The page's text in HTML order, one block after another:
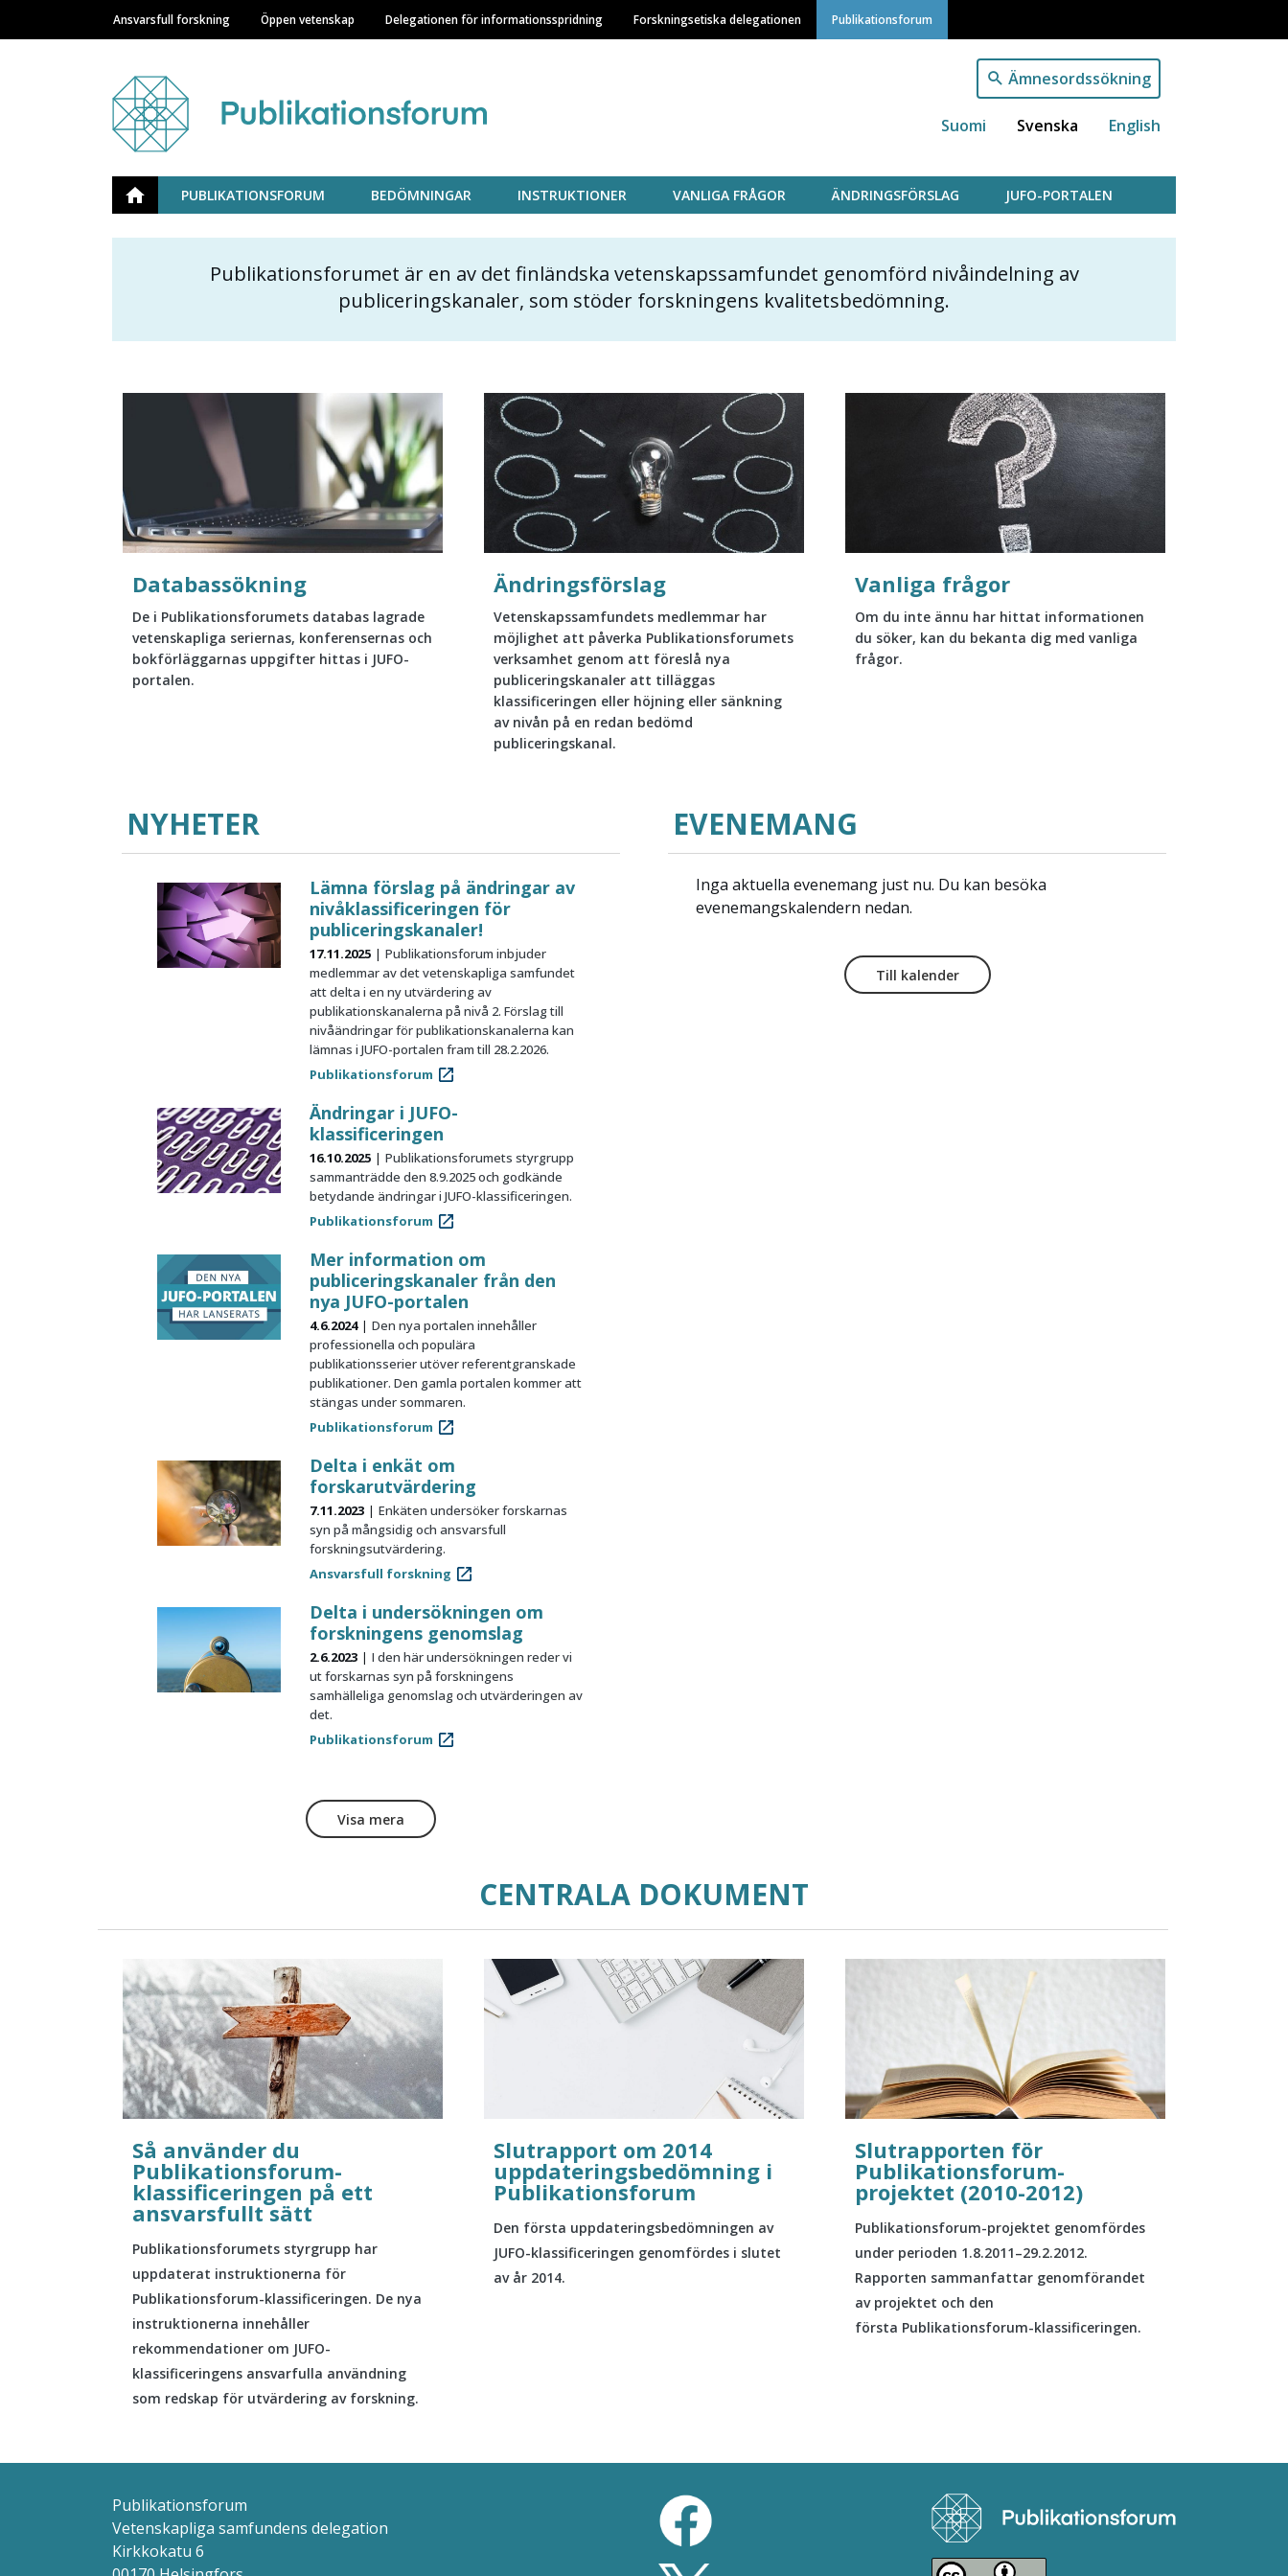
Hoppa
till
Main navigation
Ansvarsfull forskning Öppen vetenskap Delegationen för informationsspridning Forskningsetiska delegationen Publikationsforum
Ämnesordssökning
Suomi Svenska English
Julkaisufoorumi
ETUSIVUPUBLIKATIONSFORUM BEDÖMNINGAR INSTRUKTIONER VANLIGA FRÅGOR ÄNDRINGSFÖRSLAG JUFO-PORTALEN
Publikationsforumet är en av det finländska vetenskapssamfundet genomförd nivåindelning av
publiceringskanaler, som stöder forskningens kvalitetsbedömning.
Databassökning
De i Publikationsforumets databas lagrade
vetenskapliga seriernas, konferensernas och
bokförläggarnas uppgifter hittas i JUFO-
portalen.
Ändringsförslag
Vetenskapssamfundets medlemmar har
möjlighet att påverka Publikationsforumets
verksamhet genom att föreslå nya
publiceringskanaler att tilläggas
klassificeringen eller höjning eller sänkning
av nivån på en redan bedömd
publiceringskanal.
Vanliga frågor
Om du inte ännu har hittat informationen
du söker, kan du bekanta dig med vanliga
frågor.
NYHETER
Lämna förslag på ändringar av
nivåklassificeringen för
publiceringskanaler!
17.11.2025
Publikationsforum inbjuder
medlemmar av det vetenskapliga samfundet
att delta i en ny utvärdering av
publikationskanalerna på nivå 2. Förslag till
nivåändringar för publikationskanalerna kan
lämnas i JUFO-portalen fram till 28.2.2026.
Publikationsforum
Ändringar i JUFO-
klassificeringen
16.10.2025
Publikationsforumets styrgrupp
sammanträdde den 8.9.2025 och godkände
betydande ändringar i JUFO-klassificeringen.
Publikationsforum
Mer information om
publiceringskanaler från den
nya JUFO-portalen
4.6.2024
Den nya portalen innehåller
professionella och populära
publikationsserier utöver referentgranskade
publikationer. Den gamla portalen kommer att
stängas under sommaren.
Publikationsforum
Delta i enkät om
forskarutvärdering
7.11.2023
Enkäten undersöker forskarnas
syn på mångsidig och ansvarsfull
forskningsutvärdering.
Ansvarsfull forskning
Delta i undersökningen om
forskningens genomslag
2.6.2023
I den här undersökningen reder vi
ut forskarnas syn på forskningens
samhälleliga genomslag och utvärderingen av
det.
Publikationsforum
Visa mera
EVENEMANG
Inga aktuella evenemang just nu. Du kan besöka
evenemangskalendern nedan.
Till kalender
CENTRALA DOKUMENT
Så använder du
Publikationsforum-
klassificeringen på ett
ansvarsfullt sätt
Publikationsforumets styrgrupp har
uppdaterat instruktionerna för
Publikationsforum-klassificeringen. De nya
instruktionerna innehåller
rekommendationer om JUFO-
klassificeringens ansvarfulla användning
som redskap för utvärdering av forskning.
Slutrapport om 2014
uppdateringsbedömning i
Publikationsforum
Den första uppdateringsbedömningen av
JUFO-klassificeringen genomfördes i slutet
av år 2014.
Slutrapporten för
Publikationsforum-
projektet (2010-2012)
Publikationsforum-projektet genomfördes
under perioden 1.8.2011–29.2.2012.
Rapporten sammanfattar genomförandet
av projektet och den
första Publikationsforum-klassificeringen.
Publikationsforum
Vetenskapliga samfundens delegation
Kirkkokatu 6